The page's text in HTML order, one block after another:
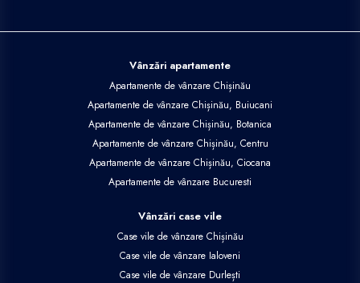
Vânzări apartamente
Apartamente de vânzare Chișinău
Apartamente de vânzare Chișinău, Buiucani
Apartamente de vânzare Chișinău, Botanica
Apartamente de vânzare Chișinău, Centru
Apartamente de vânzare Chișinău, Ciocana
Apartamente de vânzare Bucuresti
Vânzări case vile
Case vile de vânzare Chișinău
Case vile de vânzare Ialoveni
Case vile de vânzare Durlești